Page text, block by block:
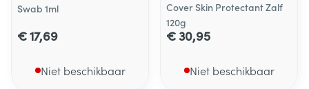
Swab 1ml
€ 17,69
Niet beschikbaar
Cover Skin Protectant Zalf
120g
€ 30,95
Niet beschikbaar